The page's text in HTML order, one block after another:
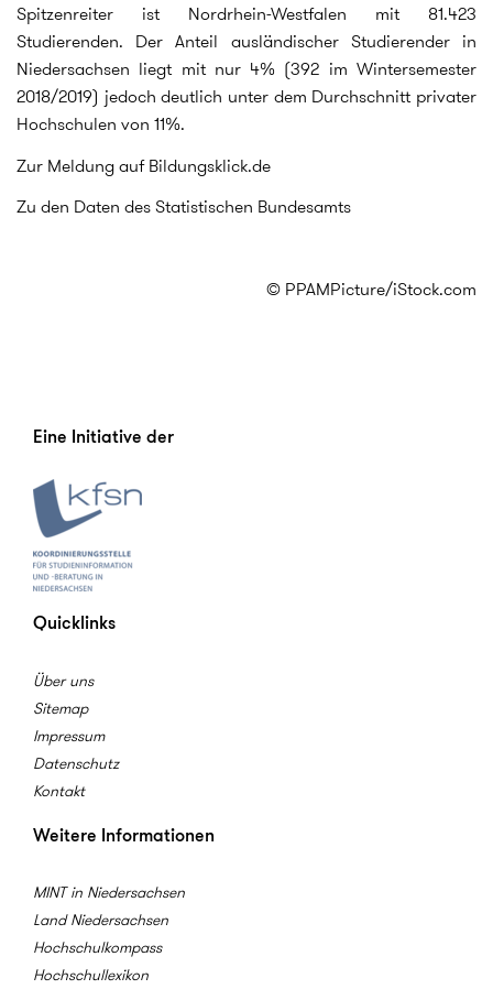
Spitzenreiter ist Nordrhein-Westfalen mit 81.423
Studierenden. Der Anteil ausländischer Studierender in
Niedersachsen liegt mit nur 4% (392 im Wintersemester
2018/2019) jedoch deutlich unter dem Durchschnitt privater
Hochschulen von 11%.
Zur Meldung auf Bildungsklick.de
Zu den Daten des Statistischen Bundesamts
© PPAMPicture/iStock.com
Eine Initiative der
Quicklinks
Über uns
Sitemap
Impressum
Datenschutz
Kontakt
Weitere Informationen
MINT in Niedersachsen
Land Niedersachsen
Hochschulkompass
Hochschullexikon